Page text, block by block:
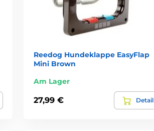
Reedog Hundeklappe EasyFlap
Mini Brown
Am Lager
27,99 € Detail